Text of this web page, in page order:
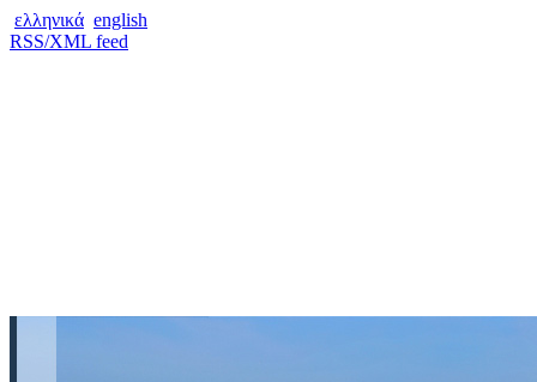
ελληνικά english
RSS/XML feed